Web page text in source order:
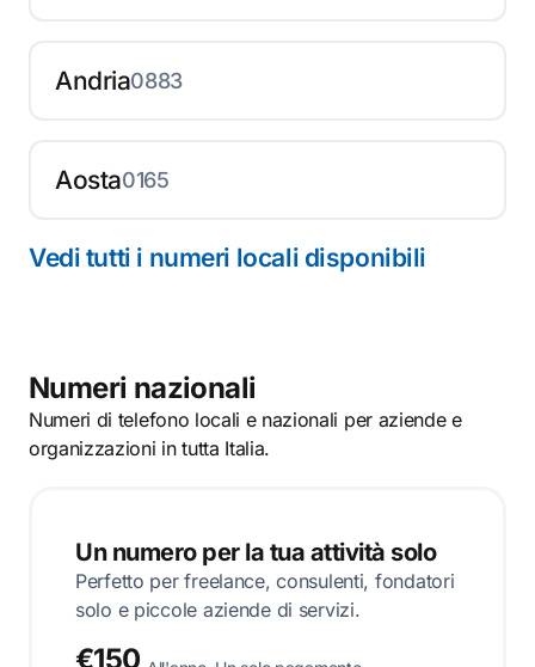
Andria0883
Aosta0165
Vedi tutti i numeri locali disponibili
Numeri nazionali
Numeri di telefono locali e nazionali per aziende e
organizzazioni in tutta Italia.
Un numero per la tua attività solo
Perfetto per freelance, consulenti, fondatori
solo e piccole aziende di servizi.
€150